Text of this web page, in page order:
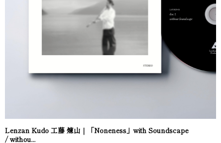
Lenzan Kudo 工藤 煉山｜「Noneness」with Soundscape
/ withou...